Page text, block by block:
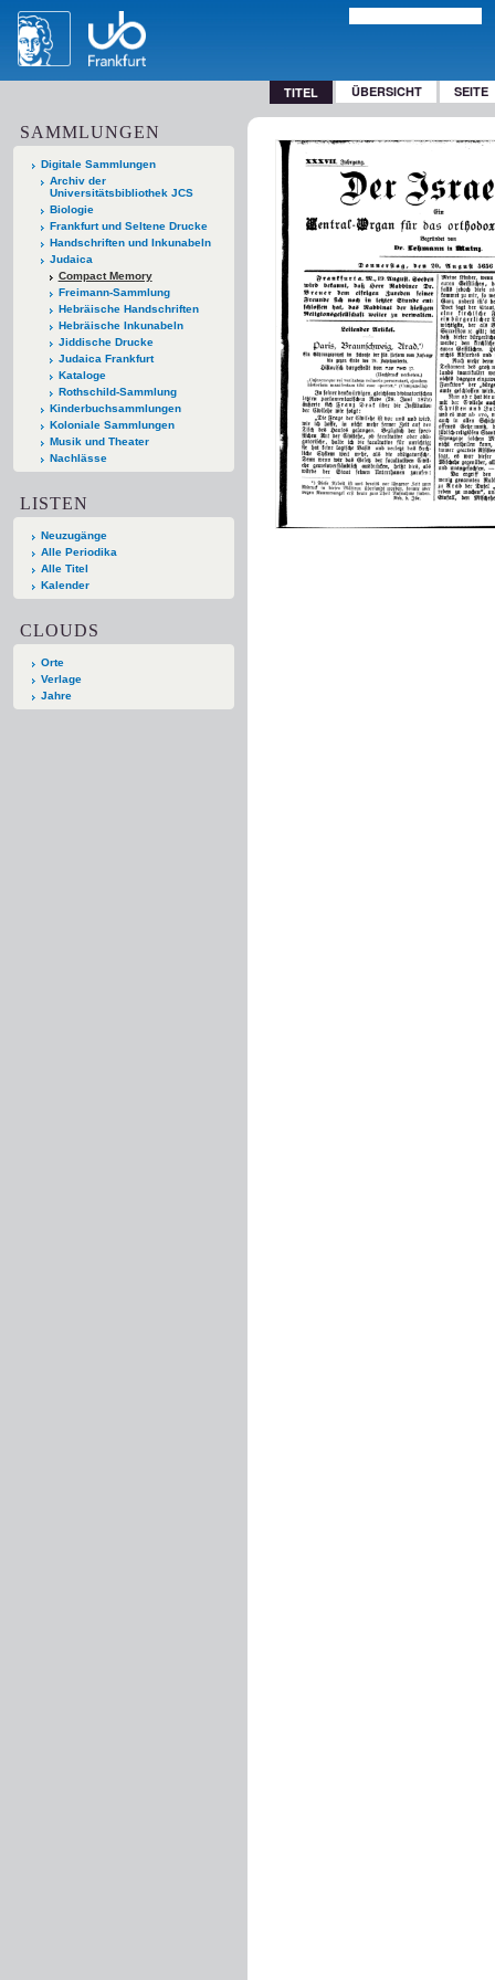
TITEL ÜBERSICHT SEITE
SAMMLUNGEN
Digitale Sammlungen
Archiv der
Universitätsbibliothek JCS
Biologie
Frankfurt und Seltene Drucke
Handschriften und Inkunabeln
Judaica
Compact Memory
Freimann-Sammlung
Hebräische Handschriften
Hebräische Inkunabeln
Jiddische Drucke
Judaica Frankfurt
Kataloge
Rothschild-Sammlung
Kinderbuchsammlungen
Koloniale Sammlungen
Musik und Theater
Nachlässe
LISTEN
Neuzugänge
Alle Periodika
Alle Titel
Kalender
CLOUDS
Orte
Verlage
Jahre